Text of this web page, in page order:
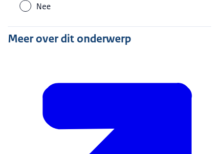
Nee
Meer over dit onderwerp